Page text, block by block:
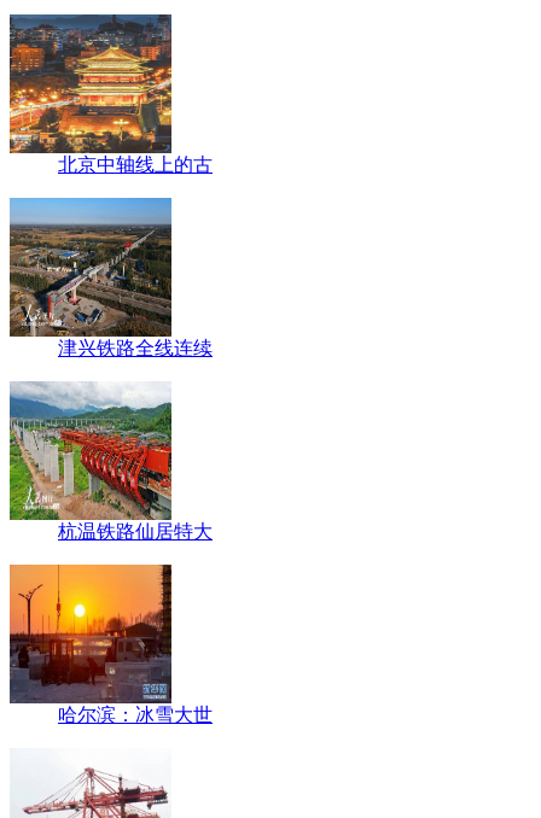
北京中轴线上的古
津兴铁路全线连续
杭温铁路仙居特大
哈尔滨：冰雪大世